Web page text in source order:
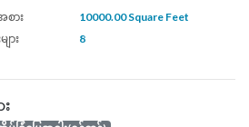
ား
10000.00 Square Feet
ား
8